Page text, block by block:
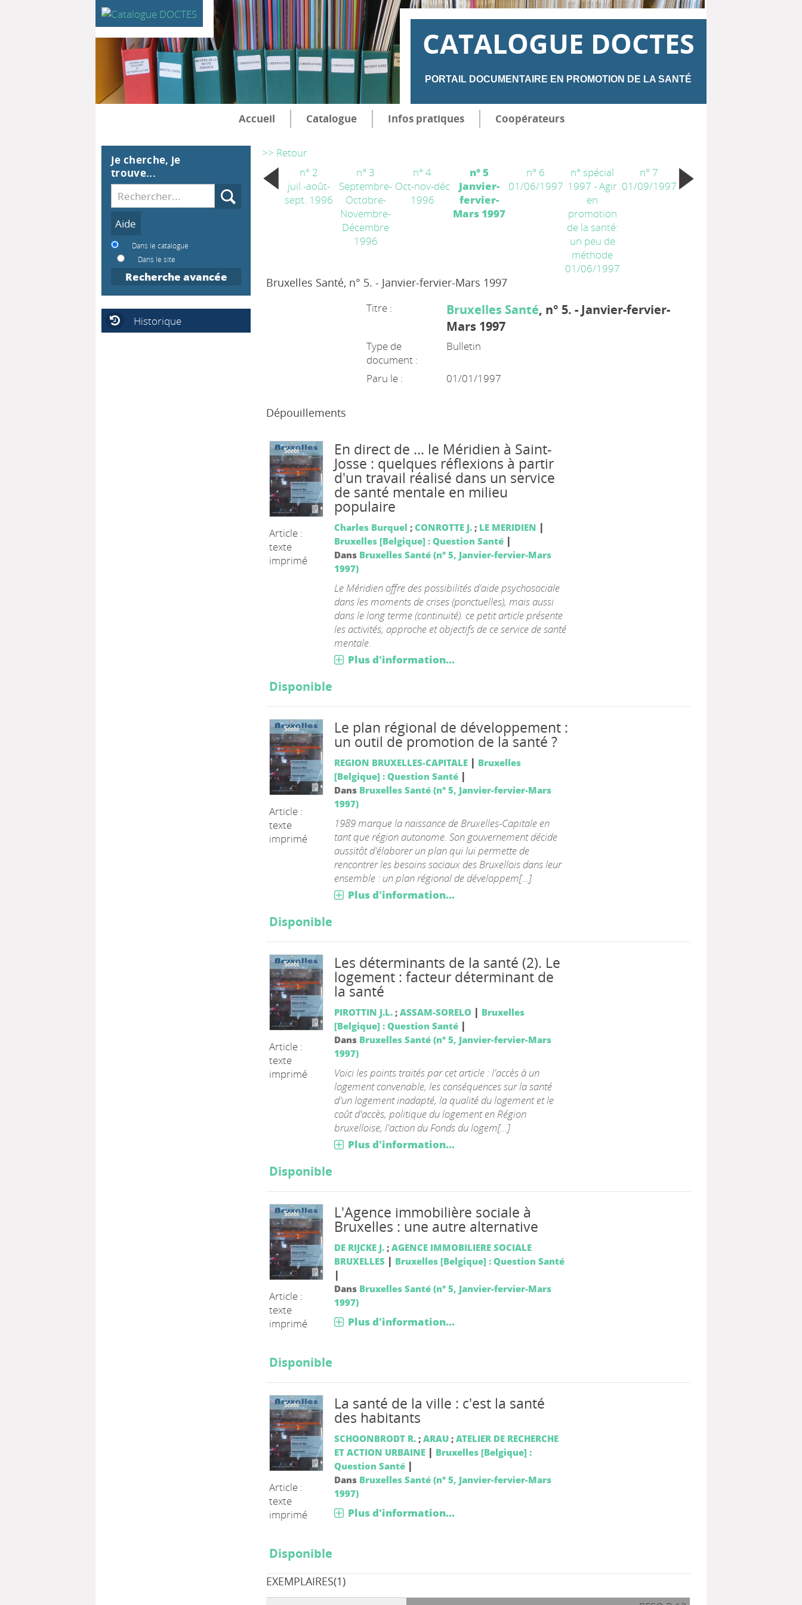
CATALOGUE DOCTES
PORTAIL DOCUMENTAIRE EN PROMOTION DE LA SANTÉ
Accueil Catalogue Infos pratiques Coopérateurs
>> Retour
n° 2
juil.-août-
sept. 1996
n° 3
Septembre-
Octobre-
Novembre-
Décembre
1996
n° 4
Oct-nov-déc
1996
n° 5
Janvier-
fervier-
Mars 1997
n° 6
01/06/1997
n° spécial
1997 - Agir
en
promotion
de la santé:
un peu de
méthode
01/06/1997
n° 7
01/09/1997
Bruxelles Santé, n° 5. - Janvier-fervier-Mars 1997
Titre : Bruxelles Santé, n° 5. - Janvier-fervier-
Mars 1997
Type de
document :
Bulletin
Paru le : 01/01/1997
Dépouillements
Article :
texte
imprimé
En direct de ... le Méridien à Saint-
Josse : quelques réflexions à partir
d'un travail réalisé dans un service
de santé mentale en milieu
populaire
Charles Burquel ; CONROTTE J.; LE MERIDIEN |
Bruxelles [Belgique] : Question Santé|
Dans Bruxelles Santé (n° 5, Janvier-fervier-Mars
1997)
Le Méridien offre des possibilités d'aide psychosociale
dans les moments de crises (ponctuelles), mais aussi
dans le long terme (continuité). ce petit article présente
les activités, approche et objectifs de ce service de santé
mentale.
Plus d'information...
Disponible
Article :
texte
imprimé
Le plan régional de développement :
un outil de promotion de la santé ?
REGION BRUXELLES-CAPITALE | Bruxelles
[Belgique] : Question Santé|
Dans Bruxelles Santé (n° 5, Janvier-fervier-Mars
1997)
1989 marque la naissance de Bruxelles-Capitale en
tant que région autonome. Son gouvernement décide
aussitôt d'élaborer un plan qui lui permette de
rencontrer les besoins sociaux des Bruxellois dans leur
ensemble : un plan régional de développem[...]
Plus d'information...
Disponible
Article :
texte
imprimé
Les déterminants de la santé (2). Le
logement : facteur déterminant de
la santé
PIROTTIN J.L.; ASSAM-SORELO | Bruxelles
[Belgique] : Question Santé|
Dans Bruxelles Santé (n° 5, Janvier-fervier-Mars
1997)
Voici les points traités par cet article : l'accès à un
logement convenable, les conséquences sur la santé
d'un logement inadapté, la qualité du logement et le
coût d'accès, politique du logement en Région
bruxelloise, l'action du Fonds du logem[...]
Plus d'information...
Disponible
Article :
texte
imprimé
L'Agence immobilière sociale à
Bruxelles : une autre alternative
DE RIJCKE J.; AGENCE IMMOBILIERE SOCIALE
BRUXELLES | Bruxelles [Belgique] : Question Santé
|
Dans Bruxelles Santé (n° 5, Janvier-fervier-Mars
1997)
Plus d'information...
Disponible
Article :
texte
imprimé
La santé de la ville : c'est la santé
des habitants
SCHOONBRODT R.; ARAU; ATELIER DE RECHERCHE
ET ACTION URBAINE | Bruxelles [Belgique] :
Question Santé|
Dans Bruxelles Santé (n° 5, Janvier-fervier-Mars
1997)
Plus d'information...
Disponible
EXEMPLAIRES(1)
Je cherche, je
trouve...
Recherche
Dans le catalogue
Dans le site
Recherche avancée
Historique